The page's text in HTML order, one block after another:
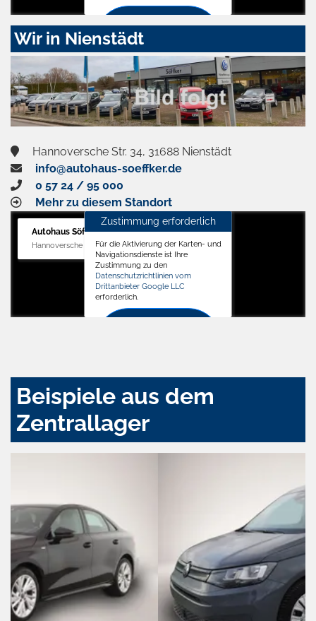
Zustimmen
aktivieren
Wir in Nienstädt
Hannoversche Str. 34, 31688 Nienstädt
info@autohaus-soeffker.de
0 57 24 / 95 000
Mehr zu diesem Standort
Autohaus Söffker GmbH
Hannoversche Str. 34, 31688 Nienstädt
Zustimmung erforderlich
Für die Aktivierung der Karten- und
Navigationsdienste ist Ihre
Zustimmung zu den
Datenschutzrichtlinien vom
Drittanbieter Google LLC
erforderlich.
Beispiele aus dem
Zentrallager